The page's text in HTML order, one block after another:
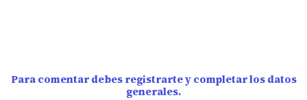
Para comentar debes registrarte y completar los datos
generales.